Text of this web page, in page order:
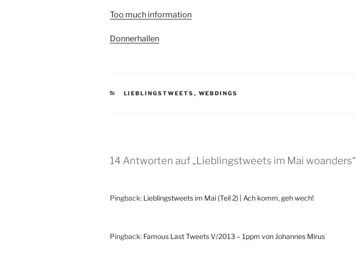
Too much information
Donnerhallen
KATEGORIEN
LIEBLINGSTWEETS , WEBDINGS
14 Antworten auf „Lieblingstweets im Mai woanders“
Pingback: Lieblingstweets im Mai (Teil 2) | Ach komm, geh wech!
Pingback: Famous Last Tweets V/2013 – 1ppm von Johannes Mirus